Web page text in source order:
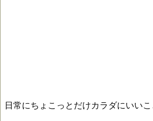
日常にちょこっとだけカラダにいい